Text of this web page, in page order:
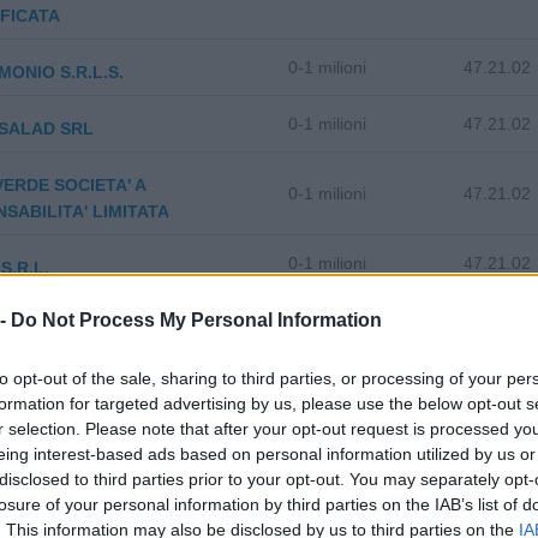
Do Not Process My Personal Information
opt-out of the sale, sharing to third parties, or processing of your
for targeted advertising by us, please use the below opt-out
selection. Please note that after your opt-out request is processed
interest-based ads based on personal information utilized by us
to third parties prior to your opt-out. You may separately
of your personal information by third parties on the IAB’s list of
This information may also be disclosed by us to third parties on the
S.R.L.S. 0-1 milioni 47.21.02
SRL 0-1 milioni 47.21.02
SOCIETA' A
LIMITATA
0-1 milioni 47.21.02
0-1 milioni 47.21.02
TARTUFI DI POLI
DI TREPICCIONE
47.21.02
ROSA S.A.S. DI
SAVERIO & C.
47.21.02